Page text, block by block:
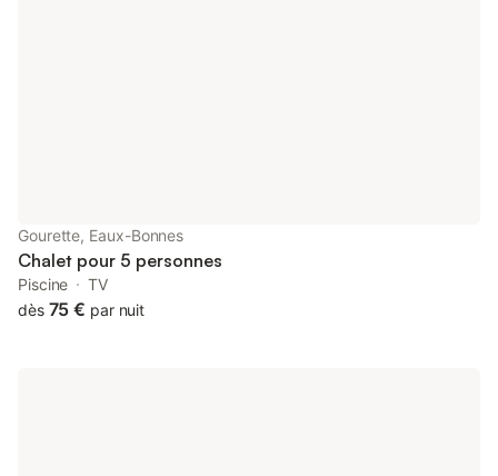
Gourette, Eaux-Bonnes
Chalet pour 5 personnes
Piscine
TV
dès 75 € par nuit